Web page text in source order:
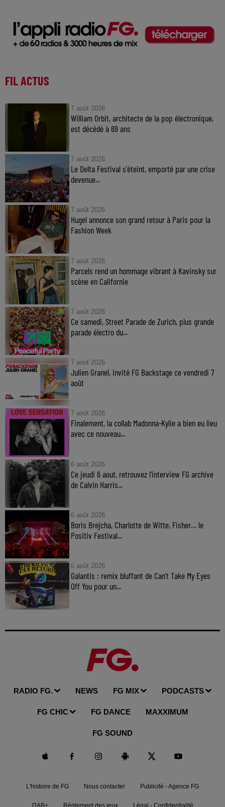
FIL ACTUS
7 août 2026
William Orbit, architecte de la pop électronique,
est décédé à 69 ans
7 août 2026
Le Delta Festival s'éteint, emporté par une crise
devenue...
7 août 2026
Hugel annonce son grand retour à Paris pour la
Fashion Week
7 août 2026
Parcels rend un hommage vibrant à Kavinsky sur
scène en Californie
7 août 2026
Ce samedi, Street Parade de Zurich, plus grande
parade électro du...
7 août 2026
Julien Granel, invité FG Backstage ce vendredi 7
août
7 août 2026
Finalement, la collab Madonna-Kylie a bien eu lieu
avec ce nouveau...
6 août 2026
Ce jeudi 6 aout, retrouvez l'interview FG archive
de Calvin Harris...
6 août 2026
Boris Brejcha, Charlotte de Witte, Fisher… le
Positiv Festival...
6 août 2026
Galantis : remix bluffant de Can’t Take My Eyes
Off You pour un...
RADIO FG. NEWS FG MIX PODCASTS
FG CHIC FG DANCE MAXXIMUM
FG SOUND
L'histoire de FG Nous contacter Publicité - Agence FG
DAB+ Règlement des jeux Légal - Confidentialité